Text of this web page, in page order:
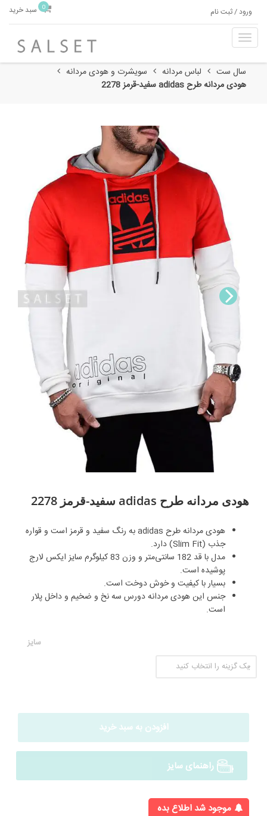
ورود / ثبت نام 0 سبد خرید
T
o
g
g
l
سال ست لباس مردانه
سویشرت و هودی مردانه
هودی مردانه طرح adidas سفید-قرمز 2278
t
هودی مردانه طرح adidas سفید-قرمز 2278
هودی مردانه طرح adidas به رنگ سفید و قرمز است و قواره
جذب (Slim Fit) دارد.
مدل با قد 182 سانتی‌متر و وزن 83 کیلوگرم سایز ایکس لارج
پوشیده است.
بسیار با کیفیت و خوش دوخت است.
جنس این هودی مردانه دورس سه نخ و ضخیم و داخل پلار
است.
سایز
افزودن به سبد خرید
راهنمای سایز
موجود شد اطلاع بده